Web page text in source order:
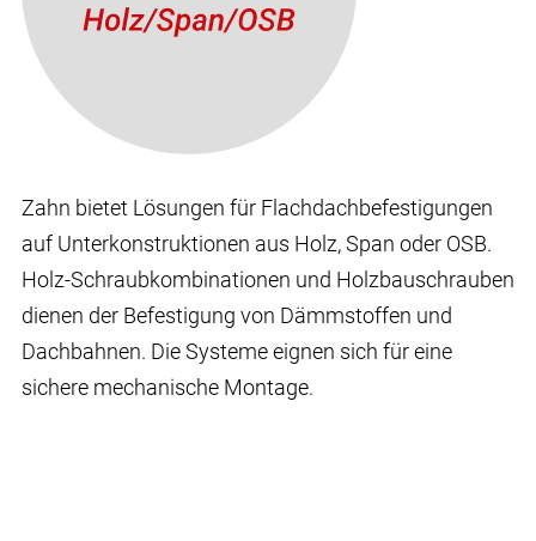
Zahn bietet Lösungen für Flachdachbefestigungen
auf Unterkonstruktionen aus Holz, Span oder OSB.
Holz-Schraubkombinationen und Holzbauschrauben
dienen der Befestigung von Dämmstoffen und
Dachbahnen. Die Systeme eignen sich für eine
sichere mechanische Montage.